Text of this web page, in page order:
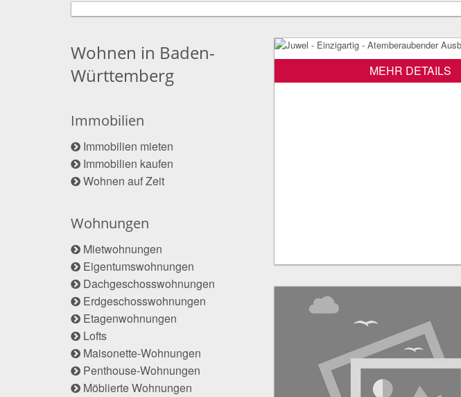
Wohnen in Baden-
Württemberg
Immobilien
Immobilien mieten
Immobilien kaufen
Wohnen auf Zeit
Wohnungen
Mietwohnungen
Eigentumswohnungen
Dachgeschosswohnungen
Erdgeschosswohnungen
Etagenwohnungen
Lofts
Maisonette-Wohnungen
Penthouse-Wohnungen
Möblierte Wohnungen
MEHR DETAILS